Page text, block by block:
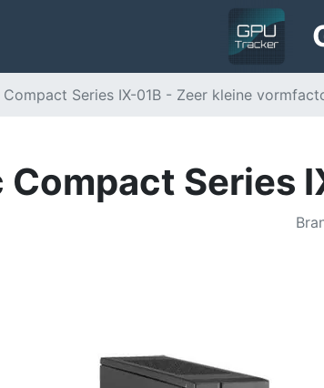
Series IX-01B - Zeer kleine
Series